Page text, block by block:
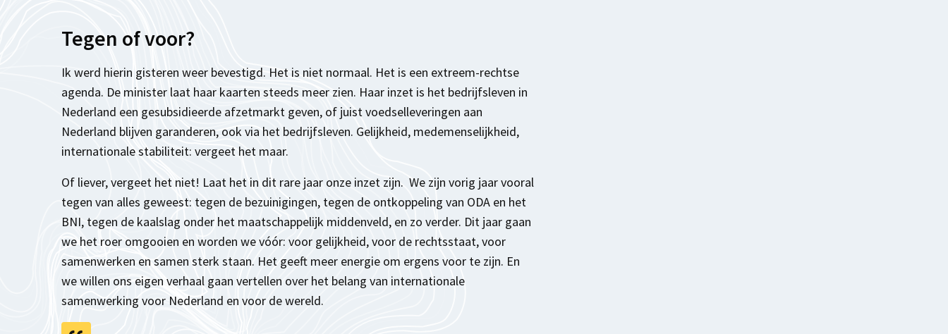
Tegen of voor?
Ik werd hierin gisteren weer bevestigd. Het is niet normaal. Het is een extreem-rechtse
agenda. De minister laat haar kaarten steeds meer zien. Haar inzet is het bedrijfsleven in
Nederland een gesubsidieerde afzetmarkt geven, of juist voedselleveringen aan
Nederland blijven garanderen, ook via het bedrijfsleven. Gelijkheid, medemenselijkheid,
internationale stabiliteit: vergeet het maar.
Of liever, vergeet het niet! Laat het in dit rare jaar onze inzet zijn. We zijn vorig jaar vooral
tegen van alles geweest: tegen de bezuinigingen, tegen de ontkoppeling van ODA en het
BNI, tegen de kaalslag onder het maatschappelijk middenveld, en zo verder. Dit jaar gaan
we het roer omgooien en worden we vóór: voor gelijkheid, voor de rechtsstaat, voor
samenwerken en samen sterk staan. Het geeft meer energie om ergens voor te zijn. En
we willen ons eigen verhaal gaan vertellen over het belang van internationale
samenwerking voor Nederland en voor de wereld.